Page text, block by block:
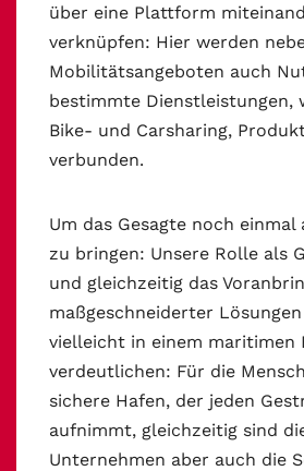
über eine Plattform
verknüpfen: Hier werden
Mobilitätsangeboten auch
bestimmte Dienstleistungen,
Bike- und Carsharing,
verbunden.
Um das Gesagte noch
zu bringen: Unsere Rolle als
und gleichzeitig das
maßgeschneiderter
vielleicht in einem maritimen
verdeutlichen: Für die
sichere Hafen, der jeden
aufnimmt, gleichzeitig sind
Unternehmen aber auch die